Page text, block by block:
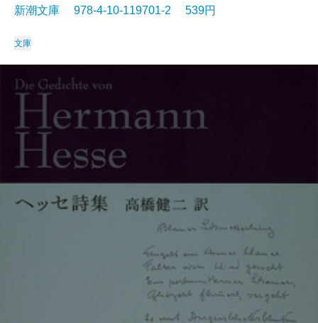
新潮文庫 978-4-10-119701-2 539円
文庫